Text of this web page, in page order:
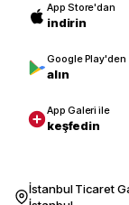
App Store'dan
indirin
Google Play'den
alın
App Galeri ile
keşfedin
İstanbul Ticaret